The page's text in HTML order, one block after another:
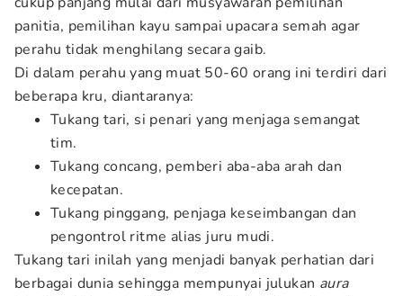
panitia, pemilihan kayu sampai upacara semah agar
perahu tidak menghilang secara gaib.
Di dalam perahu yang muat 50-60 orang ini terdiri dari
beberapa kru, diantaranya:
Tukang tari, si penari yang menjaga semangat
tim.
Tukang concang, pemberi aba-aba arah dan
kecepatan.
Tukang pinggang, penjaga keseimbangan dan
pengontrol ritme alias juru mudi.
Tukang tari inilah yang menjadi banyak perhatian dari
berbagai dunia sehingga mempunyai julukan aura